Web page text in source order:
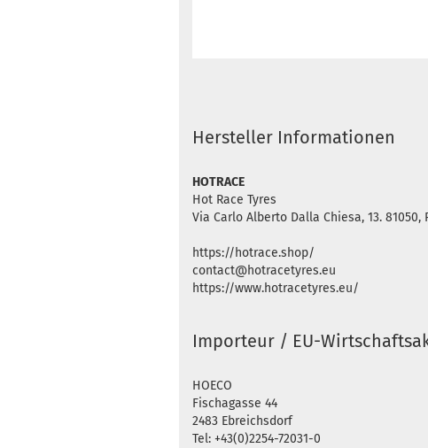
Hersteller Informationen
HOTRACE
Hot Race Tyres
Via Carlo Alberto Dalla Chiesa, 13.
https://hotrace.shop/
contact@hotracetyres.eu
https://www.hotracetyres.eu/
Importeur / EU-
HOECO
Fischagasse 44
2483 Ebreichsdorf
Tel: +43(0)2254-72031-0